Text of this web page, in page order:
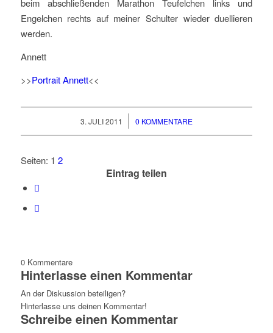
beim abschließenden Marathon Teufelchen links und
Engelchen rechts auf meiner Schulter wieder duellieren
werden.
Annett
>>Portrait Annett<<
3. JULI 2011
/ 0 KOMMENTARE
Seiten: 1 2
Eintrag teilen
0 Kommentare
Hinterlasse einen Kommentar
An der Diskussion beteiligen?
Hinterlasse uns deinen Kommentar!
Schreibe einen Kommentar